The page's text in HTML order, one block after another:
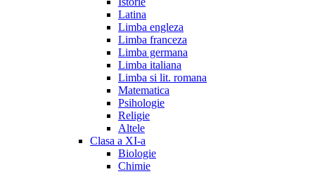
Latina
Limba engleza
Limba franceza
Limba germana
Limba italiana
Limba si lit. romana
Matematica
Psihologie
Religie
Altele
Clasa a XI-a
Biologie
Chimie